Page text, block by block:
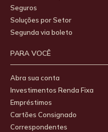
Seguros
Soluções por Setor
Segunda via boleto
PARA VOCÊ
Abra sua conta
Investimentos Renda Fixa
Empréstimos
Cartões Consignado
Correspondentes